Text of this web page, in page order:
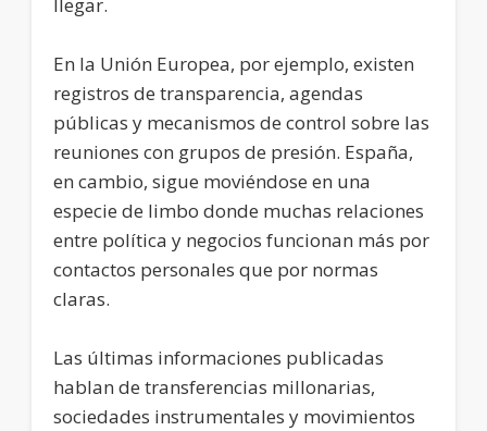
En la Unión Europea, por ejemplo, existen
registros de transparencia, agendas
públicas y mecanismos de control sobre las
reuniones con grupos de presión. España,
en cambio, sigue moviéndose en una
especie de limbo donde muchas relaciones
entre política y negocios funcionan más por
contactos personales que por normas
claras.
Las últimas informaciones publicadas
hablan de transferencias millonarias,
sociedades instrumentales y movimientos